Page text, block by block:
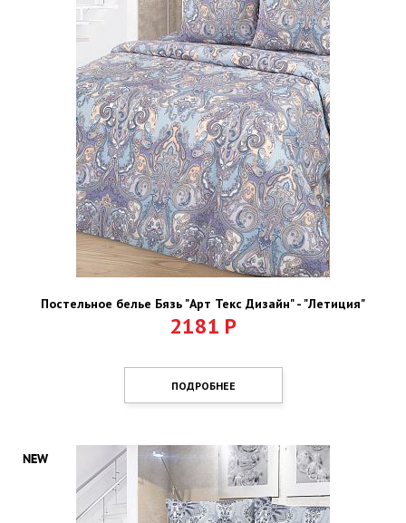
Постельное белье Бязь "Арт Текс Дизайн" - "Летиция"
2181 Р
ПОДРОБНЕЕ